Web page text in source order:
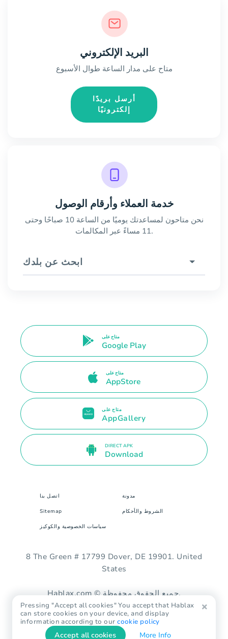
البريد الإلكتروني
متاح على مدار الساعة طوال الأسبوع
أرسل بريدًا
إلكترونيًا
خدمة العملاء وأرقام الوصول
نحن متاحون لمساعدتك يوميًا من الساعة 10 صباحًا وحتى
11 مساءً عبر المكالمات.
ابحث عن بلدك
متاح على
Google Play
متاح على
AppStore
متاح على
AppGallery
DIRECT APK
Download
اتصل بنا مدونة
Sitemap الشروط والأحكام
سياسات الخصوصية والكوكيز
8 The Green # 17799 Dover, DE 19901. United
States
Hablax.com © جميع الحقوق محفوظة.
Pressing "Accept all cookies" You accept that Hablax
can store cookies on your device, and display
information according to ourcookie policy
Accept all cookies More Info